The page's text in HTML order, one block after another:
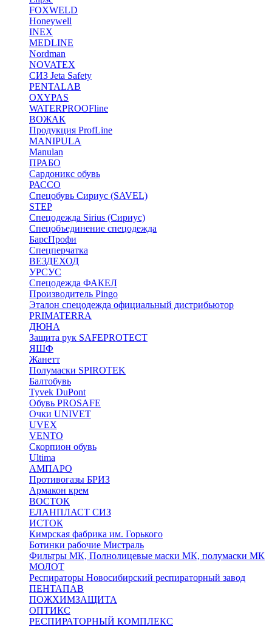
FOXWELD
Honeywell
INEX
MEDLINE
Nordman
NOVATEX
СИЗ Jeta Safety
PENTALAB
OXYPAS
WATERPROOFline
ВОЖАК
Продукция ProfLine
MANIPULA
Manulan
ПРАБО
Сардоникс обувь
РАССО
Спецобувь Сириус (SAVEL)
STEP
Спецодежда Sirius (Сириус)
Спецобъединение спецодежда
БарсПрофи
Спецперчатка
ВЕЗДЕХОД
УРСУС
Спецодежда ФАКЕЛ
Производитель Pingo
Эталон спецодежда официальный дистрибьютор
PRIMATERRA
ДЮНА
Защита рук SAFEPROTECT
ЯШФ
Жанетт
Полумаски SPIROTEK
Балтобувь
Tyvek DuPont
Обувь PROSAFE
Очки UNIVET
UVEX
VENTO
Скорпион обувь
Ultima
АМПАРО
Противогазы БРИЗ
Армакон крем
ВОСТОК
ЕЛАНПЛАСТ СИЗ
ИСТОК
Кимрская фабрика им. Горького
Ботинки рабочие Мистраль
Фильтры МК, Полнолицевые маски МК, полумаски МК
МОЛОТ
Респираторы Новосибирский респираторный завод
ПЕНТАПАВ
ПОЖХИМЗАЩИТА
ОПТИКС
РЕСПИРАТОРНЫЙ КОМПЛЕКС